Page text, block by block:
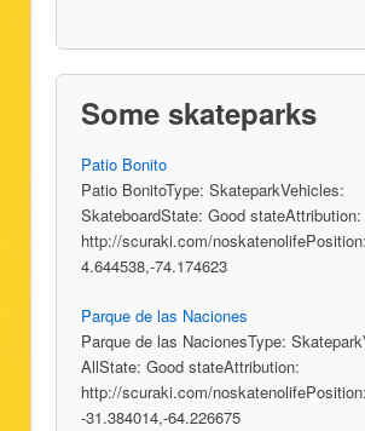
Some skateparks
Patio Bonito
Patio BonitoType: SkateparkVehicles:
SkateboardState: Good stateAttribution:
http://scuraki.com/noskatenolifePosition:
4.644538,-74.174623
Parque de las Naciones
Parque de las NacionesType:
AllState: Good stateAttribution:
http://scuraki.com/noskatenolifePosition:
-31.384014,-64.226675